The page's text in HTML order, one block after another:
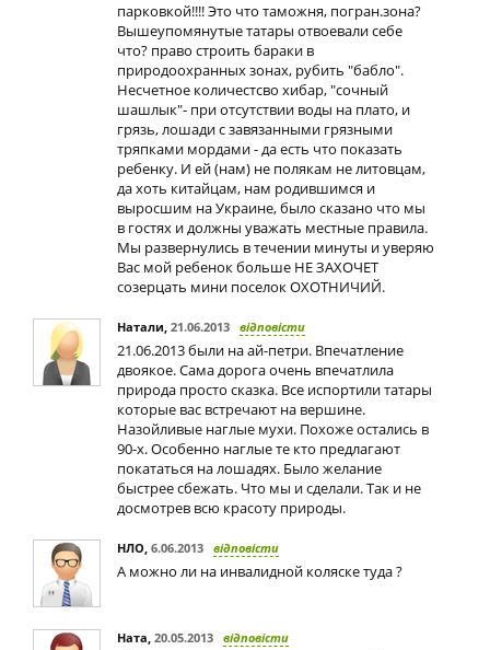
парковкой!!!! Это что таможня, погран.зона?
Вышеупомянутые татары отвоевали себе
что? право строить бараки в
природоохранных зонах, рубить "бабло".
Несчетное количестсво хибар, "сочный
шашлык"- при отсутствии воды на плато, и
грязь, лошади с завязанными грязными
тряпками мордами - да есть что показать
ребенку. И ей (нам) не полякам не литовцам,
да хоть китайцам, нам родившимся и
выросшим на Украине, было сказано что мы
в гостях и должны уважать местные правила.
Мы развернулись в течении минуты и уверяю
Вас мой ребенок больше НЕ ЗАХОЧЕТ
созерцать мини поселок ОХОТНИЧИЙ.
Натали, 21.06.2013 відповісти
21.06.2013 были на ай-петри. Впечатление
двоякое. Сама дорога очень впечатлила
природа просто сказка. Все испортили татары
которые вас встречают на вершине.
Назойливые наглые мухи. Похоже остались в
90-х. Особенно наглые те кто предлагают
покататься на лошадях. Было желание
быстрее сбежать. Что мы и сделали. Так и не
досмотрев всю красоту природы.
НЛО, 6.06.2013 відповісти
А можно ли на инвалидной коляске туда ?
Ната, 20.05.2013 відповісти